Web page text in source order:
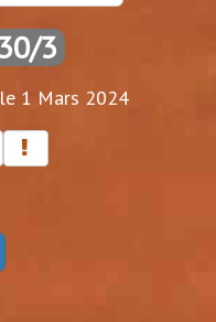
3
1 Mars 2024